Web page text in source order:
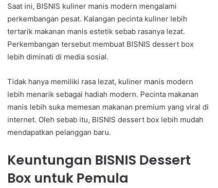
Saat ini, BISNIS kuliner manis modern mengalami
perkembangan pesat. Kalangan pecinta kuliner lebih
tertarik makanan manis estetik sebab rasanya lezat.
Perkembangan tersebut membuat BISNIS dessert box
lebih diminati di media sosial.
Tidak hanya memiliki rasa lezat, kuliner manis modern
lebih menarik sebagai hadiah modern. Pecinta makanan
manis lebih suka memesan makanan premium yang viral di
internet. Oleh sebab itu, BISNIS dessert box lebih mudah
mendapatkan pelanggan baru.
Keuntungan BISNIS Dessert
Box untuk Pemula